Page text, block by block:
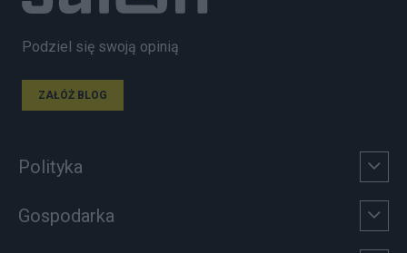
Podziel się swoją opinią
ZAŁÓŻ BLOG
Polityka
Gospodarka